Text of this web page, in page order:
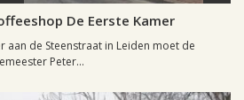
De Eerste Kamer
aan de Steenstraat in Leiden moet de
Peter...